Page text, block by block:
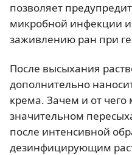
позволяет
микробной инфекции и
заживлению ран при
После высыхания
дополнительно
крема. Зачем и от
значительном
после интенсивной
дезинфицирующим